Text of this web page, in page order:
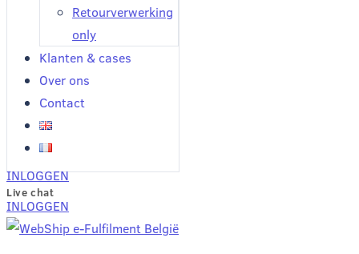
Retourverwerking
only
Klanten & cases
Over ons
Contact
INLOGGEN
Live chat
INLOGGEN